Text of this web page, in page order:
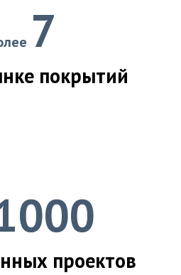
7
покрытий
проектов